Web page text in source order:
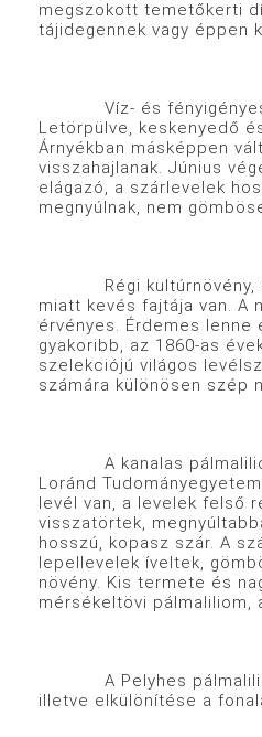
megszokott temetőkerti
tájidegennek vagy éppen
Víz- és fényigényes
Letörpülve, keskenyedő
Árnyékban másképpen
visszahajlanak. Június
elágazó, a szárlevelek
megnyúlnak, nem
Régi kultúrnövény, de
miatt kevés fajtája van. A
érvényes. Érdemes
gyakoribb, az 1860-as
szelekciójú világos
számára különösen szép
A kanalas pálmaliliom
Loránd
levél van, a levelek felső
visszatörtek,
hosszú, kopasz szár. A
lepellevelek íveltek,
növény. Kis termete és
mérsékeltövi pálmaliliom,
A Pelyhes pálmaliliom
illetve elkülönítése a